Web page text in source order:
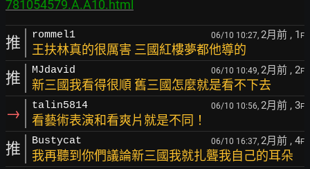
781054579.A.A10.html
推 rommel1 06/10 10:27, 2月前 , 1 F
王扶林真的很厲害 三國紅樓夢都他導的
推 MJdavid 06/10 10:49, 2月前 , 2F
新三國我看得很順 舊三國怎麼就是看不下去
→ talin5814 06/10 10:56, 2月前 , 3F
看藝術表演和看爽片就是不同！
推 Bustycat 06/10 16:37, 2月前 , 4F
我再聽到你們議論新三國我就扎聾我自己的耳朵